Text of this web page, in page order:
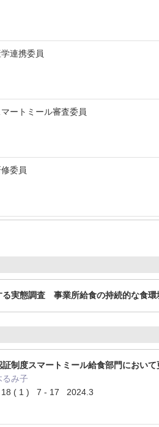
連携委員
ートミール審査委員
委員
る実態調査 事業所給食の持続的な食環
証制度スマートミール給食部門におい
るみ子
18 ( 1 ) 7 - 17 2024.3